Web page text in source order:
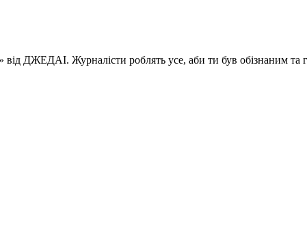
від ДЖЕДАІ. Журналісти роблять усе, аби ти був обізнаним